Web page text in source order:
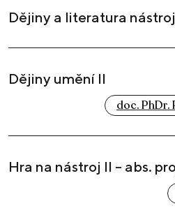
Dějiny a literatura
Dějiny umění II
doc. PhDr.
Hra na nástroj II – abs.